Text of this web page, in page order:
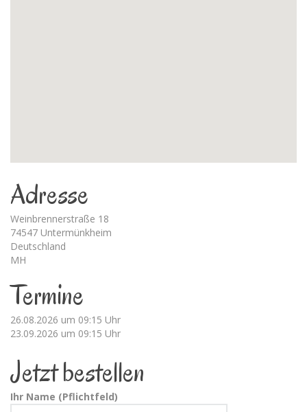
Adresse
Weinbrennerstraße 18
74547 Untermünkheim
Deutschland
MH
Termine
26.08.2026 um 09:15 Uhr
23.09.2026 um 09:15 Uhr
Jetzt bestellen
Ihr Name (Pflichtfeld)